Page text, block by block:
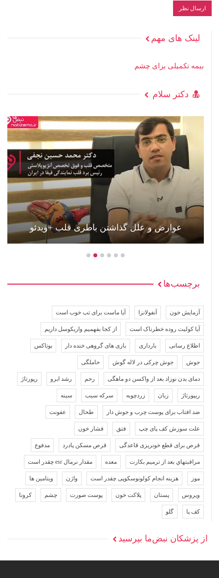
لینک های مهم
بیمه تکمیلی برای چشم
دکتر سلام
عوارض و علل گذاشتن باطری قلب +ویدئو
برچسب‌ها
آزمایش خون آنفولانزا آیا ماست برای تب خوب است
آیا کولیت روده خطرناک است از کجا بفهمیم واریکوسل داریم
اطلاع رسانی بارداری بازی های گروهی خنده دار بوتاکس
جوش جوش چرکی در لاله گوش حاملگی
دمای بدن نوزاد بعد از واکسن دو ماهگی رحم رشد ابرو رپورتاژ
ریپورتاژ زبان زردچوبه سرکه سیب سینه
ضد افتاب برای پوست چرب و جوش دار طحال عفونت
علت سوزش کف پای چپ فتق فشار خون
قرص برای قطع خونریزی قاعدگی قرص مسکن پادرد مدفوع
مراقبتهاي بعد از ترميم بكارت معده مقدار نرمال esr چقدر است
موز هزینه انجام کولونوسکوپی چقدر است واژن ویتامین ها
ویروس پستان پلاکت خون پوست صورت چشم کرونا
کف پا گلو
از پزشکان نبض‌ما بپرسید